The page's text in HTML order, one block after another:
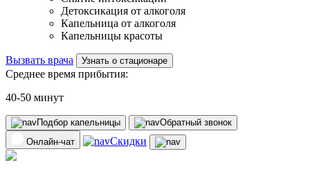
Детоксикация от алкоголя
Капельница от алкоголя
Капельницы красоты
Вызвать врача Узнать о стационаре
Среднее время прибытия:
40-50 минут
Подбор капельницы
Обратный звонок
Онлайн-чат
Скидки